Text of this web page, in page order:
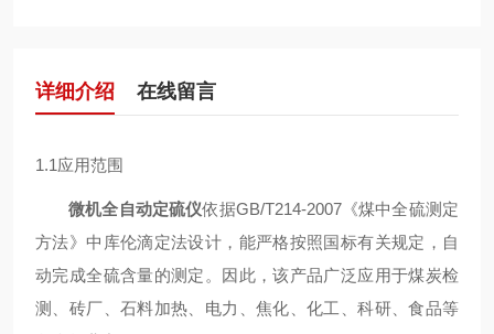
详细介绍 在线留言
1.1应用范围
微机全自动定硫仪依据GB/T214-2007《煤中全硫测定
方法》中库伦滴定法设计，能严格按照国标有关规定，自
动完成全硫含量的测定。因此，该产品广泛应用于煤炭检
测、砖厂、石料加热、电力、焦化、化工、科研、食品等